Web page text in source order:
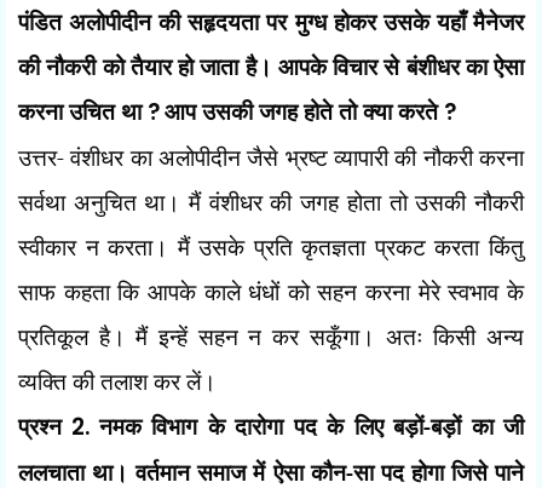
पंडित अलोपीदीन की सहृदयता पर मुग्ध होकर उसके यहाँ मैनेजर
की नौकरी को तैयार हो जाता है। आपके विचार से बंशीधर का ऐसा
करना उचित था?आप उसकी जगह होते तो क्या करते ?
उत्तर- वंशीधर का अलोपीदीन जैसे भ्रष्ट व्यापारी की नौकरी करना
सर्वथा अनुचित था। मैं वंशीधर की जगह होता तो उसकी नौकरी
स्वीकार न करता। मैं उसके प्रति कृतज्ञता प्रकट करता किंतु
साफ कहता कि आपके काले धंधों को सहन करना मेरे स्वभाव के
प्रतिकूल है। मैं इन्हें सहन न कर सकूँगा। अतः किसी अन्य
व्यक्तिकी तलाश कर लें।
प्रश्न 2.नमक विभाग के दारोगा पद के लिए बड़ों-बड़ों का जी
ललचाता था। वर्तमान समाज में ऐसा कौन-सा पद होगा जिसे पाने